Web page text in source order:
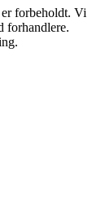
forbeholdt. Vi
forhandlere.